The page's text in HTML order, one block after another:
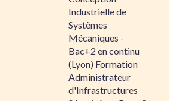
Industrielle de
Systèmes
Mécaniques -
Bac+2 en continu
(Lyon) Formation
Administrateur
d'Infrastructures